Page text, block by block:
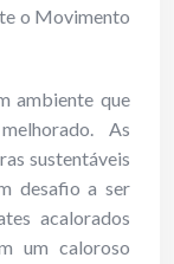
o Movimento
ambiente que
As
sustentáveis
desafio a ser
acalorados
um caloroso